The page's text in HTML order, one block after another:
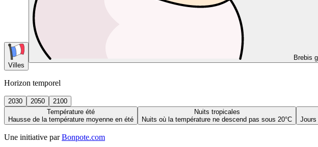
Villes
Brebis
Horizon temporel
2030 2050
2100
Température été
Hausse de la température moyenne en été
Nuits tropicales
Nuits où la température ne descend pas sous 20°C
Jours
Une initiative par Bonpote.com